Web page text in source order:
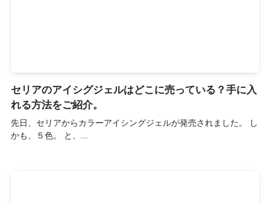
セリアのアイシグジェルはどこに売っている？手に入
れる方法をご紹介。
先日、セリアからカラーアイシングジェルが発売されました。 し
かも、５色。 と、...